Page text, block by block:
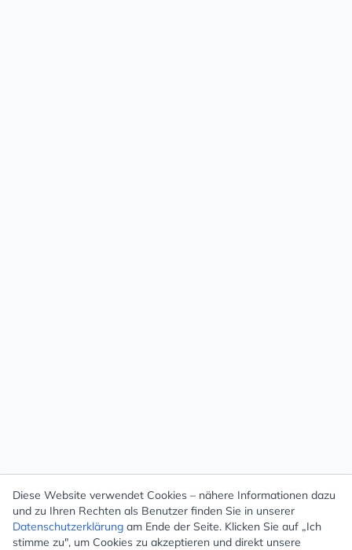
Diese Website verwendet Cookies – nähere Informationen dazu
und zu Ihren Rechten als Benutzer finden Sie in unserer
Datenschutzerklärung am Ende der Seite. Klicken Sie auf „Ich
stimme zu", um Cookies zu akzeptieren und direkt unsere